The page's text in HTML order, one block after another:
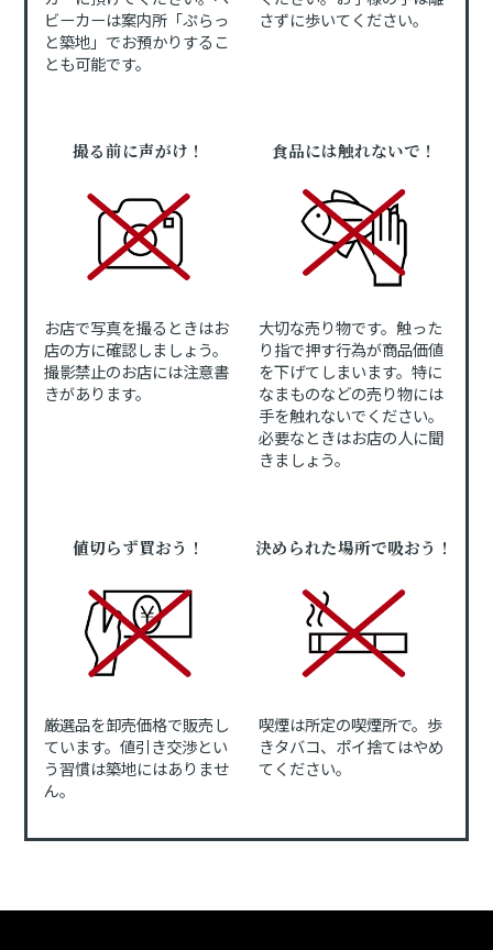
ビーカーは案内所「ぷらっ
と築地」でお預かりするこ
とも可能です。
さずに歩いてください。
撮る前に声がけ！
お店で写真を撮るときはお
店の方に確認しましょう。
撮影禁止のお店には注意書
きがあります。
食品には触れないで！
大切な売り物です。触った
り指で押す行為が商品価値
を下げてしまいます。特に
なまものなどの売り物には
手を触れないでください。
必要なときはお店の人に聞
きましょう。
値切らず買おう！
厳選品を卸売価格で販売し
ています。値引き交渉とい
う習慣は築地にはありませ
ん。
決められた場所で吸おう！
喫煙は所定の喫煙所で。歩
きタバコ、ポイ捨てはやめ
てください。